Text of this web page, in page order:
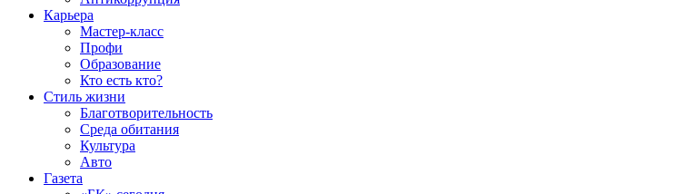
Карьера
Мастер-класс
Профи
Образование
Кто есть кто?
Стиль жизни
Благотворительность
Среда обитания
Культура
Авто
Газета